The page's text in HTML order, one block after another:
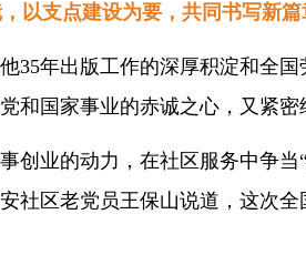
以支点建设为要，共同书写新篇
年出版工作的深厚积淀和全
和国家事业的赤诚之心，又紧
业的动力，在社区服务中争
社区老党员王保山说道，这次